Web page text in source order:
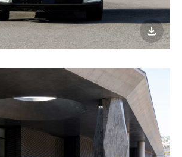
이미지
다운로드